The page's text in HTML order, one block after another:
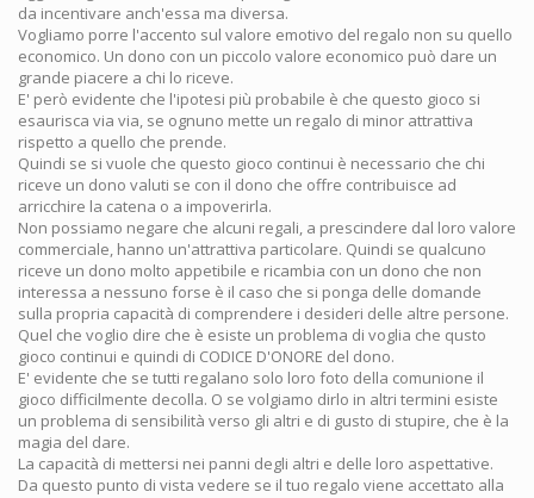
da incentivare anch'essa ma diversa.
Vogliamo porre l'accento sul valore emotivo del regalo non su quello
economico. Un dono con un piccolo valore economico può dare un
grande piacere a chi lo riceve.
E' però evidente che l'ipotesi più probabile è che questo gioco si
esaurisca via via, se ognuno mette un regalo di minor attrattiva
rispetto a quello che prende.
Quindi se si vuole che questo gioco continui è necessario che chi
riceve un dono valuti se con il dono che offre contribuisce ad
arricchire la catena o a impoverirla.
Non possiamo negare che alcuni regali, a prescindere dal loro valore
commerciale, hanno un'attrattiva particolare. Quindi se qualcuno
riceve un dono molto appetibile e ricambia con un dono che non
interessa a nessuno forse è il caso che si ponga delle domande
sulla propria capacità di comprendere i desideri delle altre persone.
Quel che voglio dire che è esiste un problema di voglia che qusto
gioco continui e quindi di CODICE D'ONORE del dono.
E' evidente che se tutti regalano solo loro foto della comunione il
gioco difficilmente decolla. O se volgiamo dirlo in altri termini esiste
un problema di sensibilità verso gli altri e di gusto di stupire, che è la
magia del dare.
La capacità di mettersi nei panni degli altri e delle loro aspettative.
Da questo punto di vista vedere se il tuo regalo viene accettato alla